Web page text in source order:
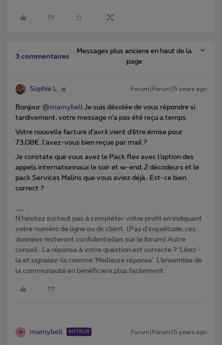
3 commentaires
Messages plus anciens en haut de la
page
Sophie L. Forum|Forum|5 years ago
Bonjour @mamybell Je suis désolée de vous répondre si
tardivement, votre message n’a pas été reçu a temps.
Votre nouvelle facture d’avril vient d’être émise pour
73,08€, l’avez-vous bien reçue par mail ?
Je constate que vous avez le Pack flex avec l’option des
appels internationnaux le soir et w-end, 2 décodeurs et le
pack Services Malins que vous aviez déjà . Est-ce bien
correct ?
N'hésitez surtout pas à compléter votre profil en indiquant
votre numéro de ligne ou de client. (Pas d'inquiétude, ces
données resteront confidentielles sur le forum) Autre
conseil : La réponse à votre question est correcte ? ‘Likez’-
la et signalez-la comme ‘Meilleure réponse’. L’ensemble de
la communauté en bénéficiera plus facilement.
M mamybell AUTEUR Forum|Forum|5 years ago